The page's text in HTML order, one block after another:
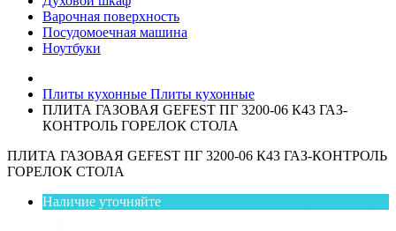
Варочная поверхность
Посудомоечная машина
Ноутбуки
Плиты кухонные Плиты кухонные
ПЛИТА ГАЗОВАЯ GEFEST ПГ 3200-06 К43 ГАЗ-
КОНТРОЛЬ ГОРЕЛОК СТОЛА
ПЛИТА ГАЗОВАЯ GEFEST ПГ 3200-06 К43 ГАЗ-КОНТРОЛЬ
ГОРЕЛОК СТОЛА
Наличие уточняйте